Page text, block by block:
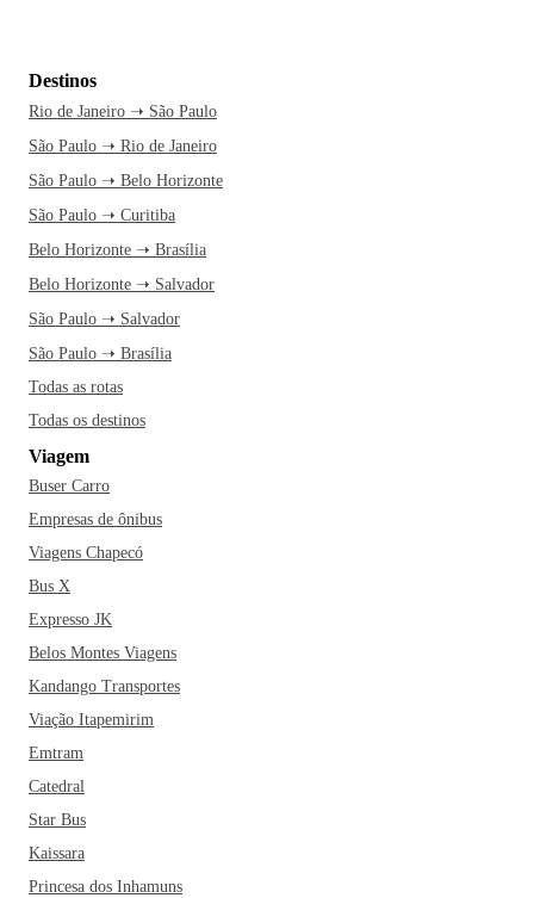
Destinos
Rio de Janeiro ➝ São Paulo
São Paulo ➝ Rio de Janeiro
São Paulo ➝ Belo Horizonte
São Paulo ➝ Curitiba
Belo Horizonte ➝ Brasília
Belo Horizonte ➝ Salvador
São Paulo ➝ Salvador
São Paulo ➝ Brasília
Todas as rotas
Todas os destinos
Viagem
Buser Carro
Empresas de ônibus
Viagens Chapecó
Bus X
Expresso JK
Belos Montes Viagens
Kandango Transportes
Viação Itapemirim
Emtram
Catedral
Star Bus
Kaissara
Princesa dos Inhamuns